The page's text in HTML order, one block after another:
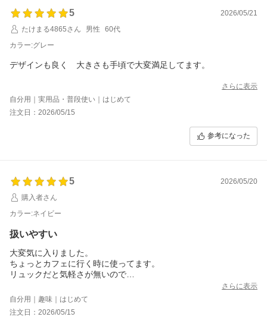
5
2026/05/21
たけまる4865さん
男性
60代
カラー:グレー
デザインも良く 大きさも手頃で大変満足してます。
さらに表示
自分用｜実用品・普段使い｜はじめて
注文日：2026/05/15
参考になった
5
2026/05/20
購入者さん
カラー:ネイビー
扱いやすい
大変気に入りました。
ちょっとカフェに行く時に使ってます。
リュックだと気軽さが無いので
さらに表示
自分用｜趣味｜はじめて
注文日：2026/05/15